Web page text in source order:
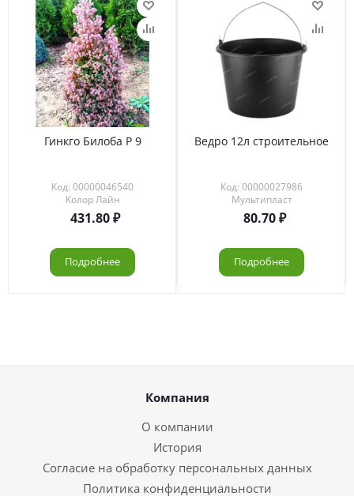
Гинкго Билоба Р 9
Код: 00000046540
Колор Лайн
431.80
Подробнее
Ведро 12л строительное
Код: 00000027986
Мультипласт
80.70
Подробнее
Компания
О компании
История
Согласие на обработку персональных данных
Политика конфиденциальности